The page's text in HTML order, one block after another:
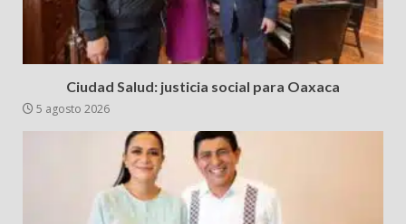
Ciudad Salud: justicia social para Oaxaca
5 agosto 2026